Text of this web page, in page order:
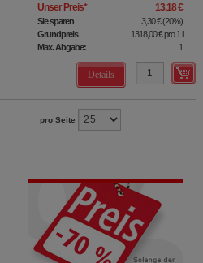
Unser Preis* 13,18 €
Sie sparen 3,30 €(20%)
Grundpreis
1318,00 €pro 1 l
Max. Abgabe:
1
Details
pro Seite